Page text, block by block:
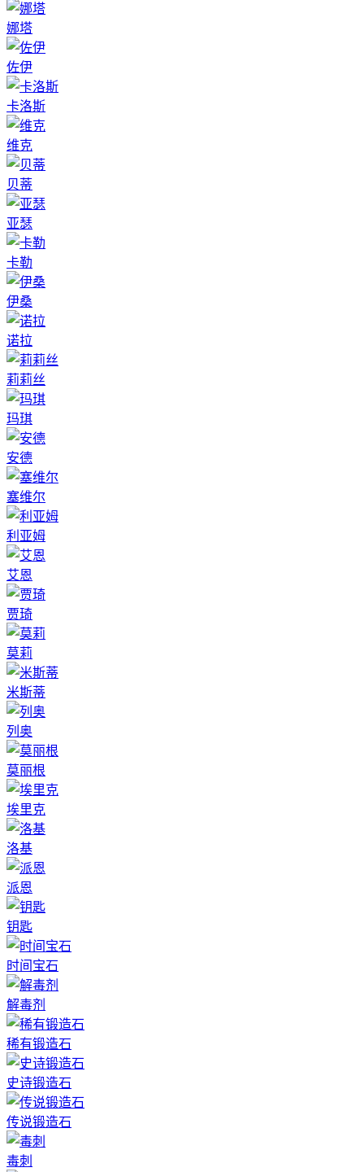
娜塔
佐伊
卡洛斯
维克
贝蒂
亚瑟
卡勒
伊桑
诺拉
莉莉丝
玛琪
安德
塞维尔
利亚姆
艾恩
贾琦
莫莉
米斯蒂
列奥
莫丽根
埃里克
洛基
派恩
钥匙
时间宝石
解毒剂
稀有锻造石
史诗锻造石
传说锻造石
毒刺